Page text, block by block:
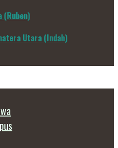
(Ruben)
Utara (Indah)